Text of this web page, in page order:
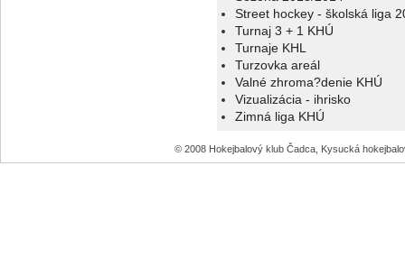
Street hockey - školská liga
Turnaj 3 + 1 KHÚ
Turnaje KHL
Turzovka areál
Valné zhroma?denie KHÚ
Vizualizácia - ihrisko
Zimná liga KHÚ
© 2008 Hokejbalový klub Čadca, Kysucká